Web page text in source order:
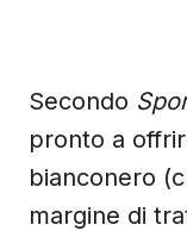
Secondo
pronto a
bianconero
margine di